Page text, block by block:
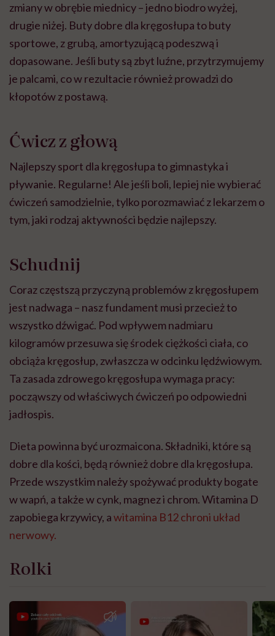
zmiany w obrębie miednicy – jedno biodro wyżej,
drugie niżej. Buty dobre dla kręgosłupa to buty
sportowe, z grubą, amortyzującą podeszwą i
dopasowane. Jeśli buty są zbyt luźne, przytrzymujemy
je palcami, co w rezultacie również prowadzi do
kłopotów z postawą.
Ćwicz z głową
Najlepszy sport dla kręgosłupa to gimnastyka i
pływanie. Regularne! Ale jeśli boli, lepiej nie wybierać
ćwiczeń samodzielnie, tylko porozmawiać z lekarzem o
tym, jaki rodzaj aktywności będzie najlepszy.
Schudnij
Coraz częstszą przyczyną problemów z kręgosłupem
jest nadwaga – nasz fundament musi przecież to
wszystko dźwigać. Pod wpływem nadmiaru
kilogramów przesuwa się środek ciężkości ciała, co
obciąża kręgosłup, zwłaszcza w odcinku lędźwiowym.
Ta zasada zdrowego kręgosłupa wymaga pracy:
począwszy od właściwych ćwiczeń po odpowiedni
jadłospis.
Dieta powinna być urozmaicona. Składniki, które są
dobre dla kości, będą również dobre dla kręgosłupa.
Przede wszystkim należy spożywać produkty bogate
w wapń, a także w cynk, magnez i chrom. Witamina D
zapobiega krzywicy, awitamina B12 chroni układ
nerwowy.
Rolki